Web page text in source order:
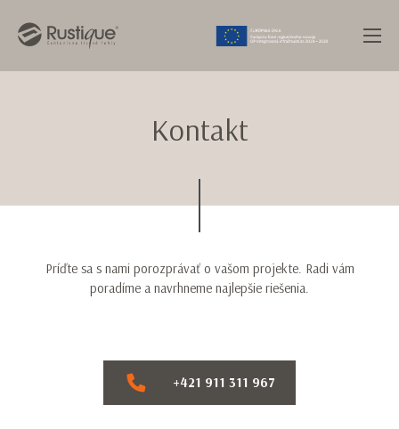
Kontakt
Príďte sa s nami porozprávať o vašom projekte. Radi vám
poradíme a navrhneme najlepšie riešenia.
+421 911 311 967